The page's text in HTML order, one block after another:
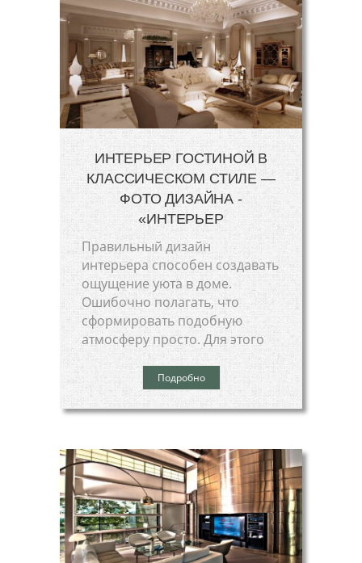
ИНТЕРЬЕР ГОСТИНОЙ В
КЛАССИЧЕСКОМ СТИЛЕ —
ФОТО ДИЗАЙНА -
«ИНТЕРЬЕР
Правильный дизайн
интерьера способен создавать
ощущение уюта в доме.
Ошибочно полагать, что
сформировать подобную
атмосферу просто. Для этого
Подробно